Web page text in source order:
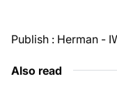
Publish : Herman -
Also read